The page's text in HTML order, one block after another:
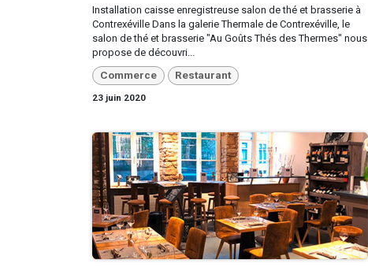
Installation caisse enregistreuse salon de thé et brasserie à
Contrexéville Dans la galerie Thermale de Contrexéville, le
salon de thé et brasserie "Au Goûts Thés des Thermes" nous
propose de découvri...
Commerce Restaurant
23 juin 2020